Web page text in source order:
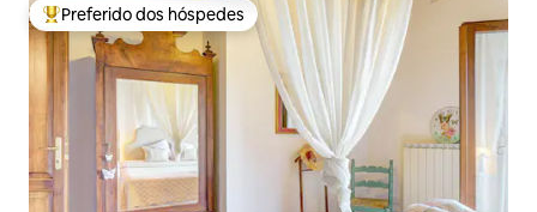
Entre os melhores preferidos dos hóspedes
Preferido dos hóspedes